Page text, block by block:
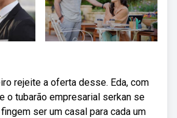
rejeite a oferta desse. Eda, com
o tubarão empresarial serkan se
ser um casal para cada um